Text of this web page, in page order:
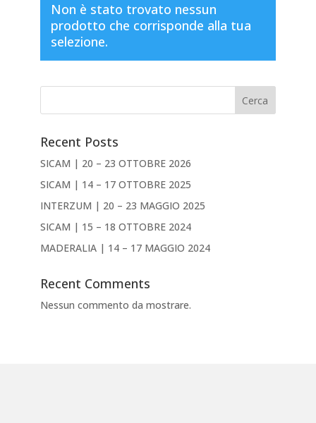
Non è stato trovato nessun
prodotto che corrisponde alla tua
selezione.
Cerca
Recent Posts
SICAM | 20 – 23 OTTOBRE 2026
SICAM | 14 – 17 OTTOBRE 2025
INTERZUM | 20 – 23 MAGGIO 2025
SICAM | 15 – 18 OTTOBRE 2024
MADERALIA | 14 – 17 MAGGIO 2024
Recent Comments
Nessun commento da mostrare.